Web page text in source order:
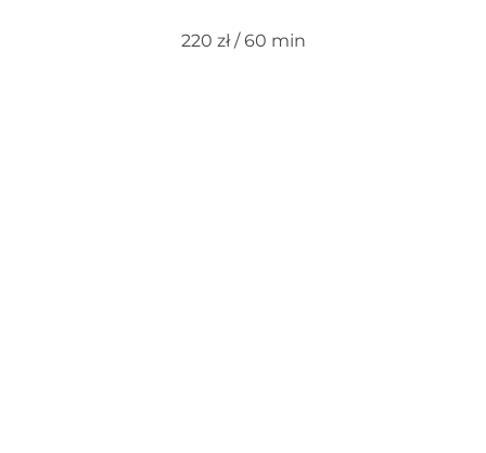
220 zł / 60 min